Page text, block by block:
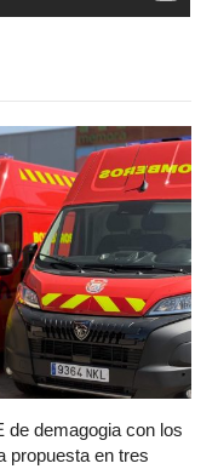
de demagogia con los
propuesta en tres